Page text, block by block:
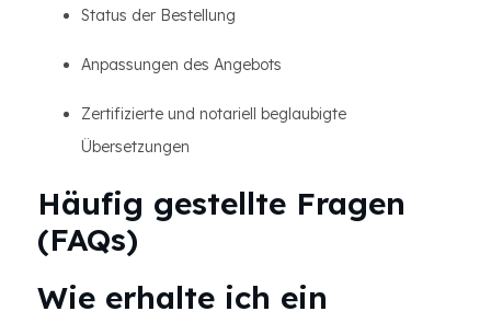
Status der Bestellung
Anpassungen des Angebots
Zertifizierte und notariell beglaubigte
Übersetzungen
Häufig gestellte Fragen
(FAQs)
Wie erhalte ich ein